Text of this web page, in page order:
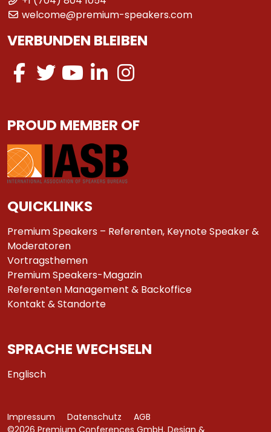
welcome@premium-speakers.com
VERBUNDEN BLEIBEN
PROUD MEMBER OF
QUICKLINKS
Premium Speakers – Referenten, Keynote Speaker &
Moderatoren
Vortragsthemen
Premium Speakers-Magazin
Referenten Management & Backoffice
Kontakt & Standorte
SPRACHE WECHSELN
Englisch
©2026 Premium Conferences GmbH. Design &
Impressum Datenschutz AGB